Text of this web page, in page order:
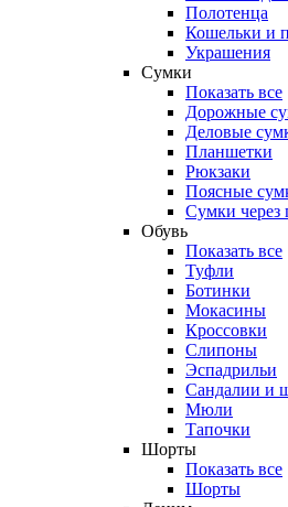
Полотенца
Кошельки и
Украшения
Сумки
Показать все
Дорожные
Деловые
Планшетки
Рюкзаки
Поясные
Сумки через
Обувь
Показать все
Туфли
Ботинки
Мокасины
Кроссовки
Слипоны
Эспадрильи
Сандалии и
Мюли
Тапочки
Шорты
Показать все
Шорты